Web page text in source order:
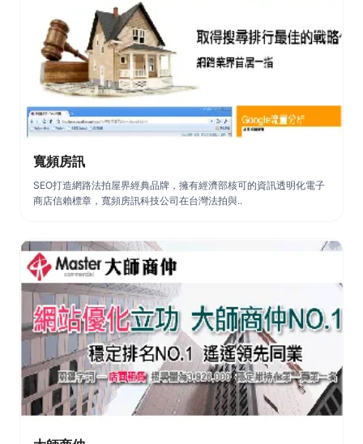
寬頻房訊
SEO打造網路法拍屋界經典品牌，擁有經濟部核可的資訊透明化電子
商店信賴標章，寬頻房訊科技公司在台灣法拍與..